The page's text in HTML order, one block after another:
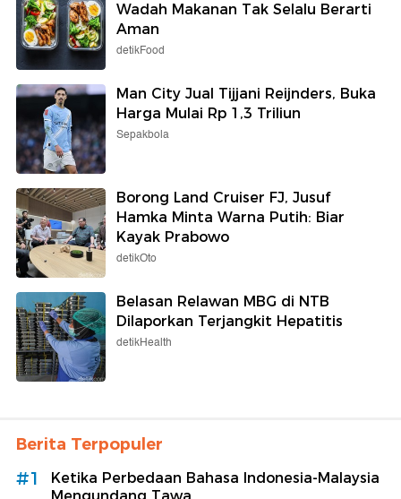
Wadah Makanan Tak Selalu Berarti
Aman
detikFood
Man City Jual Tijjani Reijnders, Buka
Harga Mulai Rp 1,3 Triliun
Sepakbola
Borong Land Cruiser FJ, Jusuf
Hamka Minta Warna Putih: Biar
Kayak Prabowo
detikOto
Belasan Relawan MBG di NTB
Dilaporkan Terjangkit Hepatitis
detikHealth
Berita Terpopuler
#1
Ketika Perbedaan Bahasa Indonesia-Malaysia